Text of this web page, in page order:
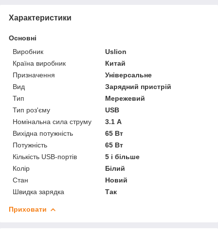
Характеристики
Основні
Виробник
Uslion
Країна виробник
Китай
Призначення
Універсальне
Вид
Зарядний пристрій
Тип
Мережевий
Тип роз'єму
USB
Номінальна сила струму
3.1 А
Вихідна потужність
65 Вт
Потужність
65 Вт
Кількість USB-портів
5 і більше
Колір
Білий
Стан
Новий
Швидка зарядка
Так
Приховати